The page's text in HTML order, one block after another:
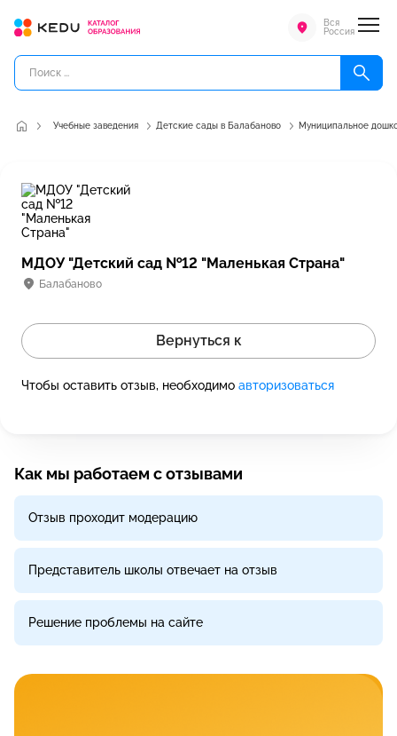
Вся
Россия
Учебные заведения Детские сады в Балабаново Муниципальное
МДОУ "Детский сад №12 "Маленькая Страна"
Балабаново
Вернуться к
Чтобы оставить отзыв, необходимо авторизоваться
Как мы работаем с отзывами
Отзыв проходит модерацию
Представитель школы отвечает на отзыв
Решение проблемы на сайте